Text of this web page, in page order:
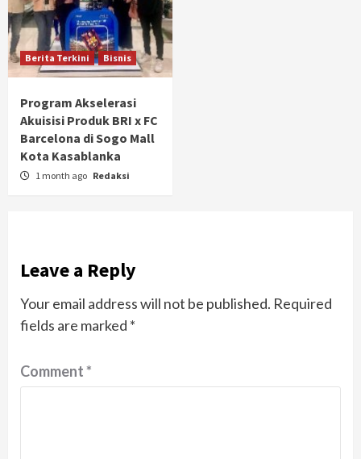
Berita Terkini Bisnis
Program Akselerasi
Akuisisi Produk BRI x FC
Barcelona di Sogo Mall
Kota Kasablanka
1 month ago Redaksi
Leave a Reply
Your email address will not be published. Required
fields are marked *
Comment*